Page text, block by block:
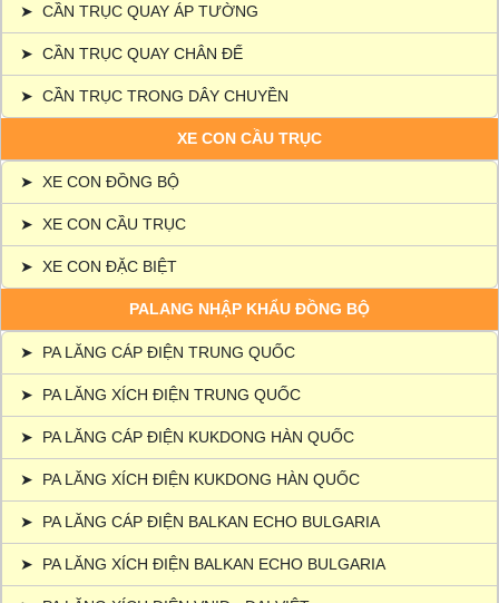
➤ CẦN TRỤC QUAY ÁP TƯỜNG
➤ CẦN TRỤC QUAY CHÂN ĐẾ
➤ CẦN TRỤC TRONG DÂY CHUYỀN
XE CON CẦU TRỤC
➤ XE CON ĐỒNG BỘ
➤ XE CON CẦU TRỤC
➤ XE CON ĐẶC BIỆT
PALANG NHẬP KHẨU ĐỒNG BỘ
➤ PA LĂNG CÁP ĐIỆN TRUNG QUỐC
➤ PA LĂNG XÍCH ĐIỆN TRUNG QUỐC
➤ PA LĂNG CÁP ĐIỆN KUKDONG HÀN QUỐC
➤ PA LĂNG XÍCH ĐIỆN KUKDONG HÀN QUỐC
➤ PA LĂNG CÁP ĐIỆN BALKAN ECHO BULGARIA
➤ PA LĂNG XÍCH ĐIỆN BALKAN ECHO BULGARIA